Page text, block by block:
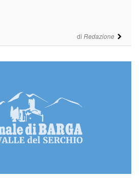
di Redazione